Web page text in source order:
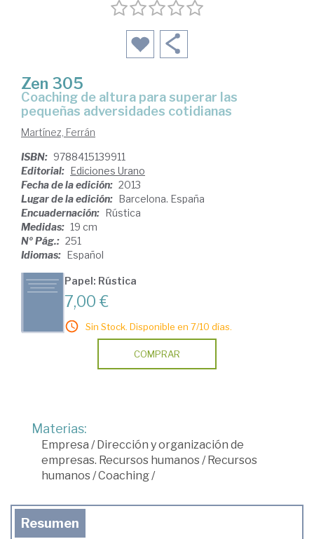
Zen 305
coaching de altura para superar las
pequeñas adversidades cotidianas
Martínez, Ferrán
ISBN: 9788415139911
Editorial:
Ediciones Urano
Fecha de la edición: 2013
Lugar de la edición:
Barcelona. España
Encuadernación:
Rústica
Medidas: 19 cm
Nº Pág.: 251
Idiomas:
Español
Papel: Rústica
7,00 €
Sin Stock. Disponible en 7/10 días.
COMPRAR
Materias:
Empresa / Dirección y organización de
empresas. Recursos humanos/ Recursos
humanos/Coaching/
Resumen